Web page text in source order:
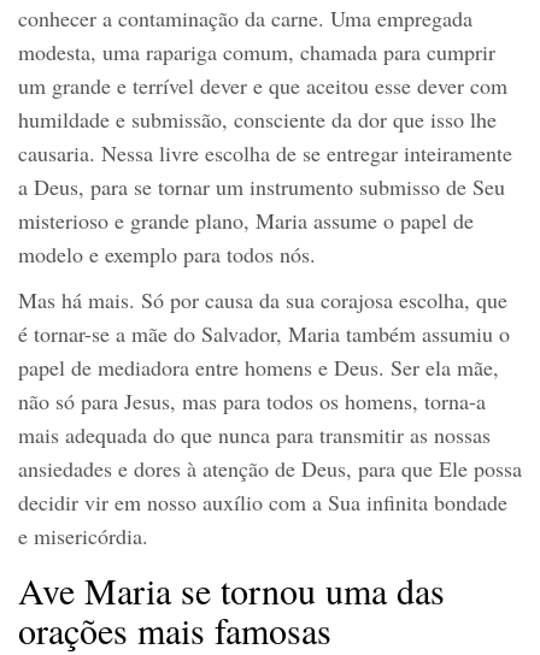
conhecer a contaminação da carne. Uma empregada
modesta, uma rapariga comum, chamada para cumprir
um grande e terrível dever e que aceitou esse dever com
humildade e submissão, consciente da dor que isso lhe
causaria. Nessa livre escolha de se entregar inteiramente
a Deus, para se tornar um instrumento submisso de Seu
misterioso e grande plano, Maria assume o papel de
modelo e exemplo para todos nós.
Mas há mais. Só por causa da sua corajosa escolha, que
é tornar-se a mãe do Salvador, Maria também assumiu o
papel de mediadora entre homens e Deus. Ser ela mãe,
não só para Jesus, mas para todos os homens, torna-a
mais adequada do que nunca para transmitir as nossas
ansiedades e dores à atenção de Deus, para que Ele possa
decidir vir em nosso auxílio com a Sua infinita bondade
e misericórdia.
Ave Maria se tornou uma das
orações mais famosas